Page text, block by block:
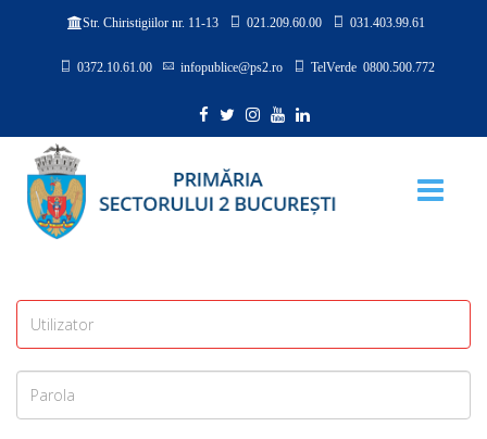
Str. Chiristigiilor nr. 11-13 021.209.60.00 031.403.99.61
0372.10.61.00 infopublice@ps2.ro TelVerde 0800.500.772